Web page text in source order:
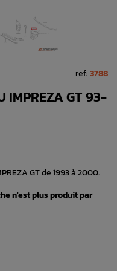
ref:3788
IMPREZA GT 93-
GT de 1993 à 2000.
n'est plus produit par